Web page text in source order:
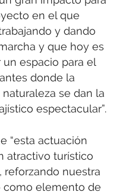
en el que
y dando
y que hoy es
espacio para el
donde la
se dan la
espectacular”.
“esta actuación
atractivo turístico
reforzando nuestra
como elemento de